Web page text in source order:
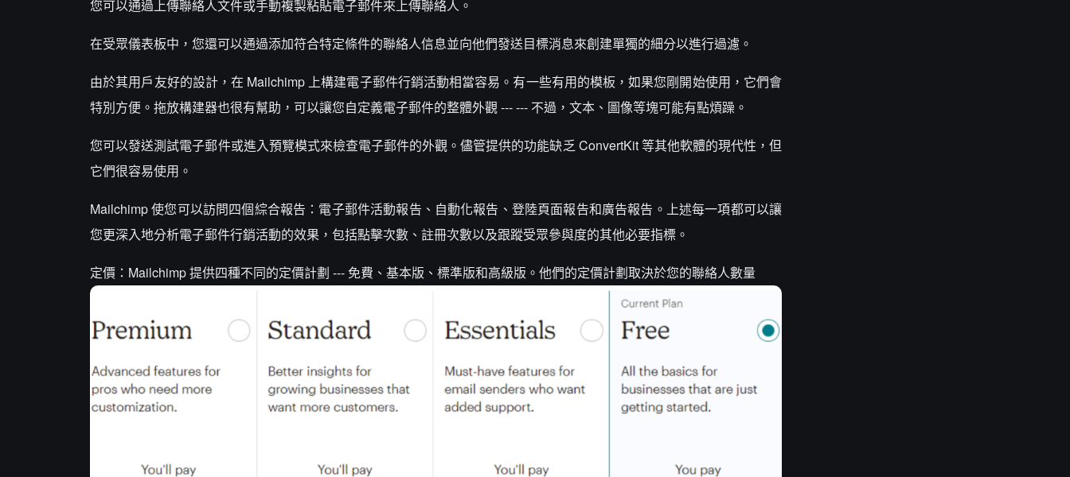
您可以通過上傳聯絡人文件或手動複製粘貼電子郵件來上傳聯絡人。
在受眾儀表板中，您還可以通過添加符合特定條件的聯絡人信息並向他們發送目標消息來創建單獨的細分以進行過濾。
由於其用戶友好的設計，在 Mailchimp 上構建電子郵件行銷活動相當容易。有一些有用的模板，如果您剛開始使用，它們會
特別方便。拖放構建器也很有幫助，可以讓您自定義電子郵件的整體外觀 --- --- 不過，文本、圖像等塊可能有點煩躁。
您可以發送測試電子郵件或進入預覽模式來檢查電子郵件的外觀。儘管提供的功能缺乏 ConvertKit 等其他軟體的現代性，但
它們很容易使用。
Mailchimp 使您可以訪問四個綜合報告：電子郵件活動報告、自動化報告、登陸頁面報告和廣告報告。上述每一項都可以讓
您更深入地分析電子郵件行銷活動的效果，包括點擊次數、註冊次數以及跟蹤受眾參與度的其他必要指標。
定價：Mailchimp 提供四種不同的定價計劃 --- 免費、基本版、標準版和高級版。他們的定價計劃取決於您的聯絡人數量